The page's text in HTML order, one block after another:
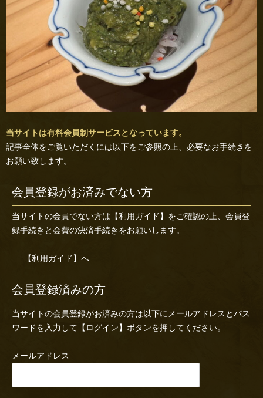
当サイトは有料会員制サービスとなっています。
記事全体をご覧いただくには以下をご参照の上、必要なお手続きを
お願い致します。
会員登録がお済みでない方
当サイトの会員でない方は 【利用ガイド】 をご確認の上、会員登
録手続きと会費の決済手続きをお願いします。
【利用ガイド】へ
会員登録済みの方
当サイトの会員登録がお済みの方は以下にメールアドレスとパス
ワードを入力して【ログイン】ボタンを押してください。
メールアドレス